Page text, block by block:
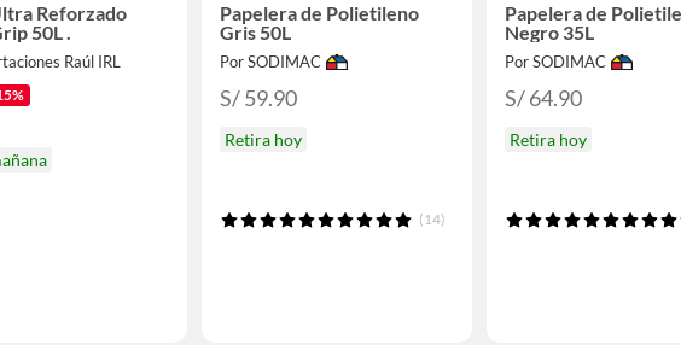
Reforzado
50L .
Raúl IRL
Papelera de Polietileno
Gris 50L
Por SODIMAC
S/ 59.90
Retira hoy
(14)
Papelera de
Negro 35L
Por SODIMAC
S/ 64.90
Retira hoy